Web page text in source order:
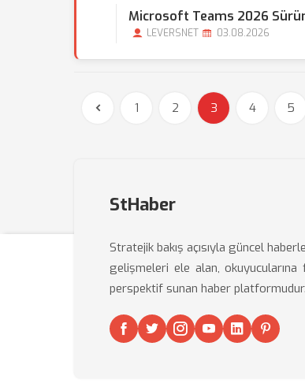
Microsoft Teams 2026
LEVERSNET 03.08.2026
1 2 3 4 5
StHaber
Stratejik bakış açısıyla güncel
gelişmeleri ele alan, okuyucularına
perspektif sunan haber platformudur.